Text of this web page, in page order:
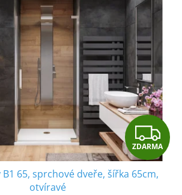
Z
D
ZDARMA
65, sprchové dveře, šířka 65cm,
otvíravé